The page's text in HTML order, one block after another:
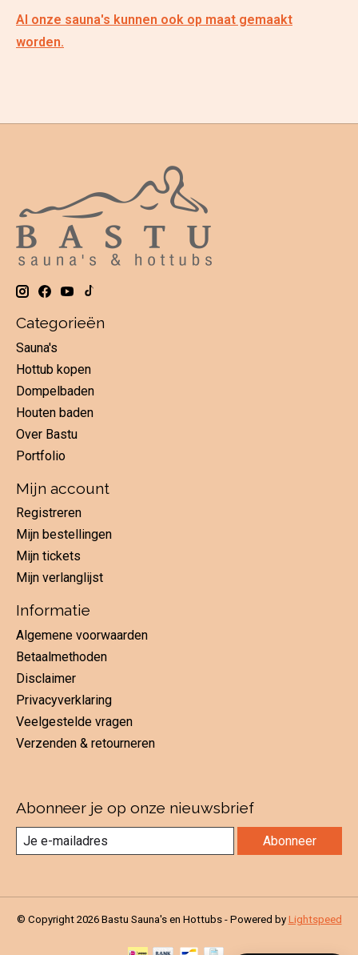
Al onze sauna's kunnen ook op maat gemaakt
worden.
Categorieën
Sauna's
Hottub kopen
Dompelbaden
Houten baden
Over Bastu
Portfolio
Mijn account
Registreren
Mijn bestellingen
Mijn tickets
Mijn verlanglijst
Informatie
Algemene voorwaarden
Betaalmethoden
Disclaimer
Privacyverklaring
Veelgestelde vragen
Verzenden & retourneren
Abonneer je op onze nieuwsbrief
Abonneer
© Copyright 2026 Bastu Sauna's en Hottubs - Powered by Lightspeed